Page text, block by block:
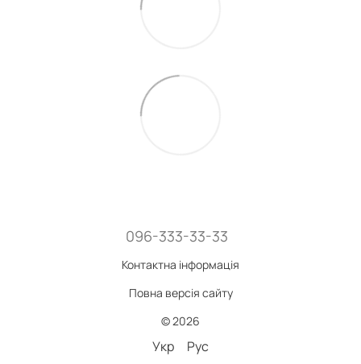
096-333-33-33
Контактна інформація
Повна версія сайту
© 2026
Укр Рус